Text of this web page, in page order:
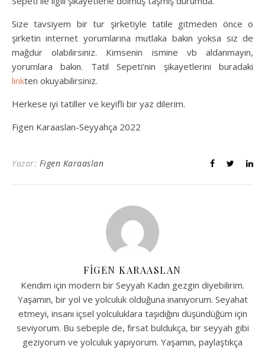
Size tavsiyem bir tur şirketiyle tatile gitmeden önce o
şirketin internet yorumlarına mutlaka bakın yoksa siz de
mağdur olabilirsiniz. Kimsenin ismine vb aldanmayın,
yorumlara bakın. Tatil Sepeti’nin şikayetlerini buradaki
linkten okuyabilirsiniz.
Herkese iyi tatiller ve keyifli bir yaz dilerim.
Figen Karaaslan-Seyyahça 2022
Yazar: Figen Karaaslan
FIGEN KARAASLAN
Kendim için modern bir Seyyah Kadın gezgin diyebilirim.
Yaşamın, bir yol ve yolculuk olduğuna inanıyorum. Seyahat
etmeyi, insanı içsel yolculuklara taşıdığını düşündüğüm için
seviyorum. Bu sebeple de, fırsat buldukça, bir seyyah gibi
geziyorum ve yolculuk yapıyorum. Yaşamın, paylaştıkça